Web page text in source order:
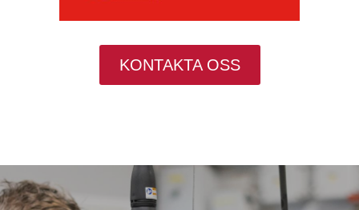
KONTAKTA OSS